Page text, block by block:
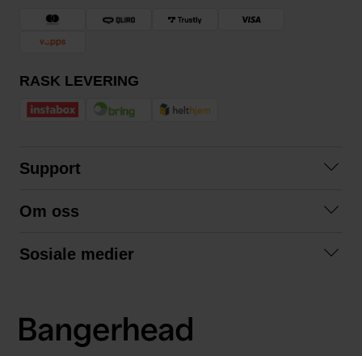
RASK LEVERING
Support
Kjøpsvilkår
Om oss
Sosiale medier
LinkedIn